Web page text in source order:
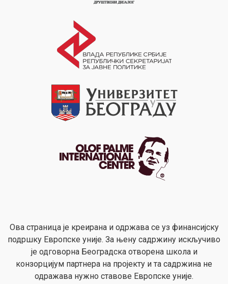
Ова страница је креирана и одржава се уз финансијску
подршку Европске уније. За њену садржину искључиво
је одговорна Београдска отворена школа и
конзорцијум партнера на пројекту и та садржина не
одражава нужно ставове Европске уније.